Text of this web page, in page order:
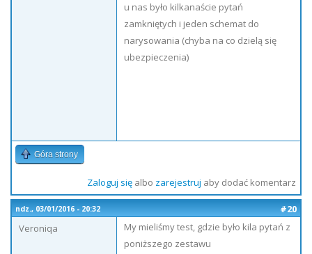
u nas było kilkanaście pytań
zamkniętych i jeden schemat do
narysowania (chyba na co dzielą się
ubezpieczenia)
Góra strony
Zaloguj sięalbo zarejestruj aby dodać komentarz
ndz., 03/01/2016 - 20:32
#20
Veroniqa
My mieliśmy test, gdzie było kila pytań z
poniższego zestawu